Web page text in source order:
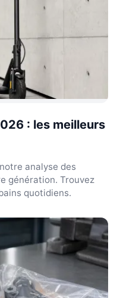
: les meilleurs
analyse des
génération. Trouvez
quotidiens.